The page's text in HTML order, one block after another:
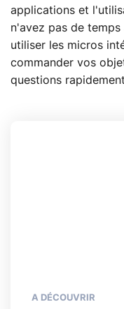
applications et
n'avez pas de
utiliser les micros
commander vos
questions
A DÉCOUVRIR